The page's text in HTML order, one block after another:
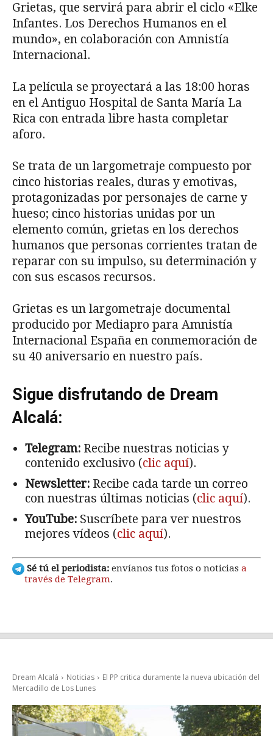
Grietas, que servirá para abrir el ciclo «Elke
Infantes. Los Derechos Humanos en el
mundo», en colaboración con Amnistía
Internacional.
La película se proyectará a las 18:00 horas
en el Antiguo Hospital de Santa María La
Rica con entrada libre hasta completar
aforo.
Se trata de un largometraje compuesto por
cinco historias reales, duras y emotivas,
protagonizadas por personajes de carne y
hueso; cinco historias unidas por un
elemento común, grietas en los derechos
humanos que personas corrientes tratan de
reparar con su impulso, su determinación y
con sus escasos recursos.
Grietas es un largometraje documental
producido por Mediapro para Amnistía
Internacional España en conmemoración de
su 40 aniversario en nuestro país.
Sigue disfrutando de Dream
Alcalá:
Telegram: Recibe nuestras noticias y
contenido exclusivo (clic aquí).
Newsletter: Recibe cada tarde un correo
con nuestras últimas noticias (clic aquí).
YouTube: Suscríbete para ver nuestros
mejores vídeos (clic aquí).
Sé tú el periodista: envíanos tus fotos o noticias a
través de Telegram.